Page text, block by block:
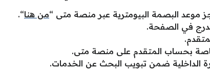
موعد البصمة البيومترية عبر منصة متى “من هنا“.
في الصفحة.
بحساب المتقدم على منصة متى.
الداخلية ضمن تبويب البحث عن الخدمات.